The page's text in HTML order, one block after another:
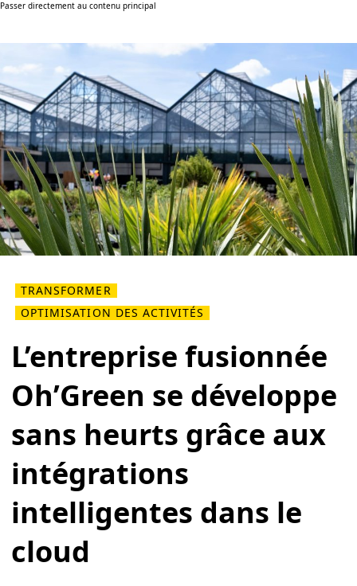
Passer directement au contenu principal
TRANSFORMER
OPTIMISATION DES ACTIVITÉS
L’entreprise fusionnée
Oh’Green se développe
sans heurts grâce aux
intégrations
intelligentes dans le
cloud